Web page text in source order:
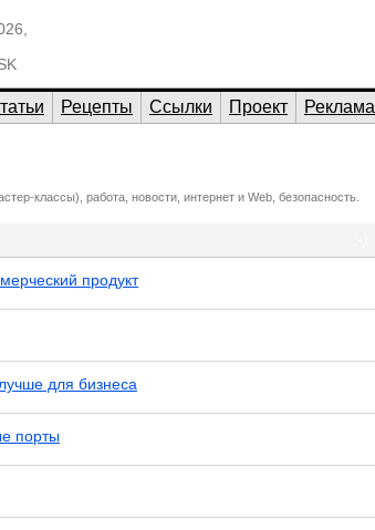
Рецепты Ссылки Проект Реклама
классы), работа, новости, интернет и Web, безопасность.
продукт
для бизнеса
порты